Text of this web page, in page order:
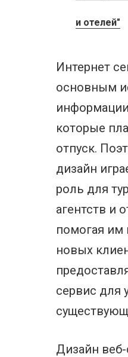
и отелей"
Интернет
основным
которые
отпуск.
дизайн
роль для
агентств и
помогая им
новых
сервис для
Дизайн